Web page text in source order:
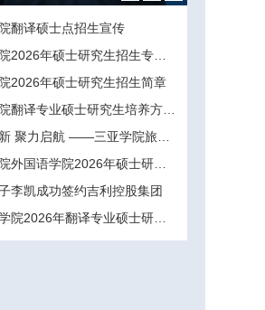
翻译硕士点招生宣传
年硕士研究生招生专业目录及参考书目
2026年硕士研究生招生简章
译专业硕士研究生培养方向和导师团队介绍
启航 ——三亚学院旅游与大健康学院正式揭牌成立
学院2026年硕士研究生拟录取名单公示公告（一志愿）
李凯成功签约吉利控股集团
翻译专业硕士研究生（MTI）一志愿考生面试工作圆满结束